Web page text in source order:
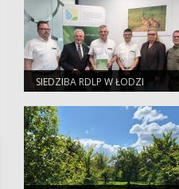
SIEDZIBA RDLP W ŁODZI
PRZEJDZIE
TERMOMODERNIZACJĘ. JEST
DOFINANSOWANIE Z WFOŚIGW